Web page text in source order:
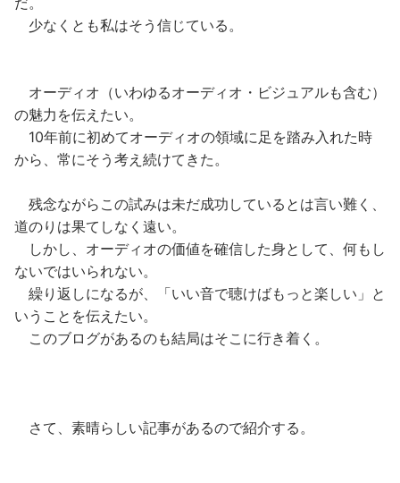
少なくとも私はそう信じている。
オーディオ（いわゆるオーディオ・ビジュアルも含む）
の魅力を伝えたい。
10年前に初めてオーディオの領域に足を踏み入れた時
から、常にそう考え続けてきた。
残念ながらこの試みは未だ成功しているとは言い難く、
道のりは果てしなく遠い。
しかし、オーディオの価値を確信した身として、何もし
ないではいられない。
繰り返しになるが、「いい音で聴けばもっと楽しい」と
いうことを伝えたい。
このブログがあるのも結局はそこに行き着く。
さて、素晴らしい記事があるので紹介する。